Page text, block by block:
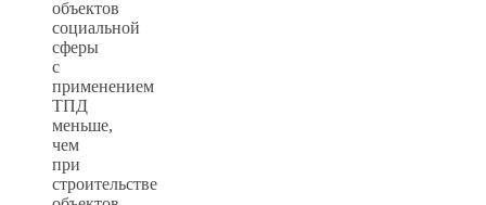
объектов
социальной
сферы
с
применением
ТПД
меньше,
чем
при
строительстве